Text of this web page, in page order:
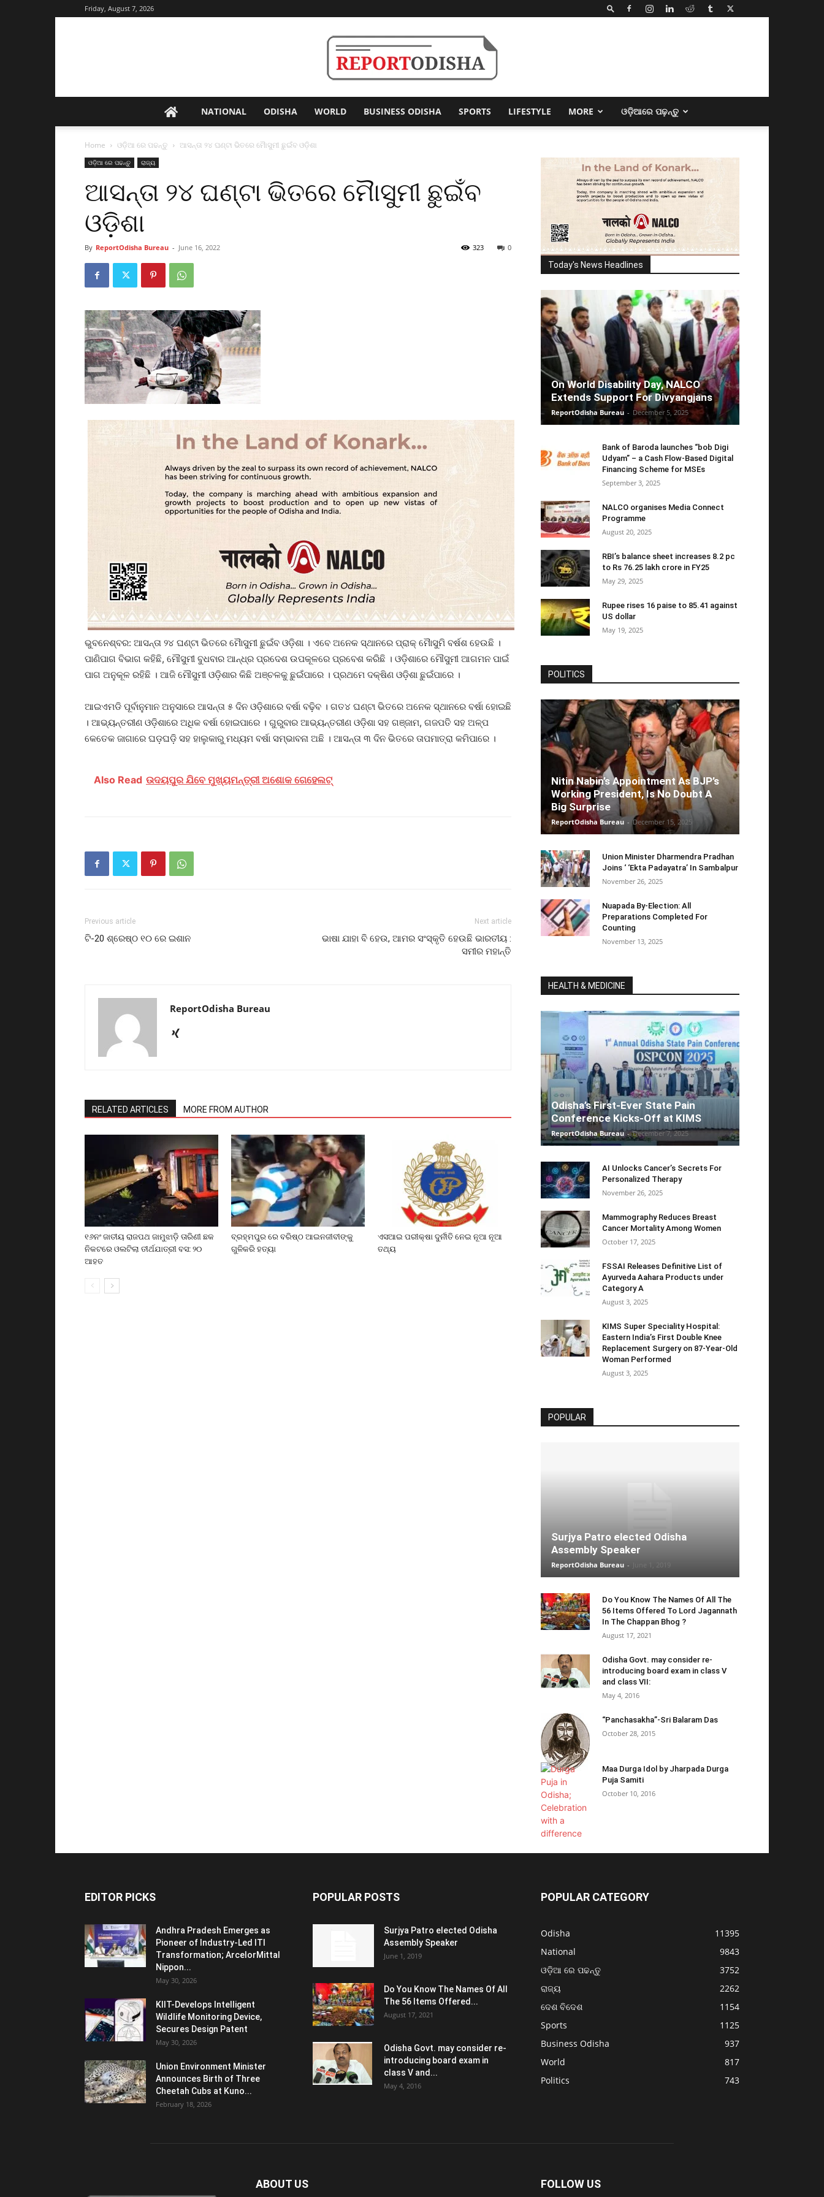
Friday, August 7, 2026
Odisha
NATIONAL ODISHA WORLD BUSINESS ODISHA SPORTS LIFESTYLE MORE ଓଡ଼ିଆରେ ପଢ଼ନ୍ତୁ
Home ଓଡ଼ିଆ ରେ ପଢନ୍ତୁ ଆସନ୍ତା ୨୪ ଘଣ୍ଟା ଭିତରେ ମୈାସୁମୀ ଛୁଇଁବ ଓଡ଼ିଶା
ଓଡ଼ିଆ ରେ ପଢନ୍ତୁ ରାଜ୍ୟ
ଆସନ୍ତା ୨୪ ଘଣ୍ଟା ଭିତରେ ମୈାସୁମୀ ଛୁଇଁବ
ଓଡ଼ିଶା
By ReportOdisha Bureau - June 16, 2022 0
323
ଭୁବନେଶ୍ବର: ଆସନ୍ତା ୨୪ ଘଣ୍ଟା ଭିତରେ ମୈାସୁମୀ ଛୁଇଁବ ଓଡ଼ିଶା । ଏବେ ଅନେକ ସ୍ଥାନରେ ପ୍ରାକ୍ ମୈାସୁମି ବର୍ଷଶ ହେଉଛି ।
ପାଣିପାଗ ବିଭାଗ କହିଛି, ମୌସୁମୀ ବୁଧବାର ଆନ୍ଧ୍ର ପ୍ରଦେଶ ଉପକୂଳରେ ପ୍ରବେଶ କରିଛି । ଓଡ଼ିଶାରେ ମୌସୁମୀ ଆଗମନ ପାଇଁ
ପାଗ ଅନୁକୂଳ ରହିଛି । ଆଜି ମୌସୁମୀ ଓଡ଼ିଶାର କିଛି ଅଞ୍ଚଳକୁ ଛୁଇଁପାରେ । ପ୍ରଥମେ ଦକ୍ଷିଣ ଓଡ଼ିଶା ଛୁଇଁପାରେ ।
ଆଇଏମଡି ପୂର୍ବାନୁମାନ ଅନୁସାରେ ଆସନ୍ତା ୫ ଦିନ ଓଡ଼ିଶାରେ ବର୍ଷା ବଢ଼ିବ । ଗତ୪ ଘଣ୍ଟା ଭିତରେ ଅନେକ ସ୍ଥାନରେ ବର୍ଷା ହୋଇଛି
। ଆଭ୍ୟନ୍ତରୀଣ ଓଡ଼ିଶାରେ ଅଧିକ ବର୍ଷା ହୋଇପାରେ । ଗୁରୁବାର ଆଭ୍ୟନ୍ତରୀଣ ଓଡ଼ିଶା ସହ ଗଞ୍ଜାମ, ଗଜପତି ସହ ଅଳ୍ପ
କେତେକ ଜାଗାରେ ଘଡ଼ଘଡ଼ି ସହ ହାଲୁକାରୁ ମଧ୍ୟମ ବର୍ଷା ସମ୍ଭାବନା ଅଛି । ଆସନ୍ତା ୩ ଦିନ ଭିତରେ ତାପମାତ୍ରା କମିପାରେ ।
Also Read ଉଦୟପୁର ଯିବେ ମୁଖ୍ୟମନ୍ତ୍ରୀ ଅଶୋକ ଗେହେଲଟ୍
Previous article
ଟି-20 ଶ୍ରେଷ୍ଠ ୧୦ ରେ ଇଶାନ
Next article
ଭାଷା ଯାହା ବି ହେଉ, ଆମର ସଂସ୍କୃତି ହେଉଛି ଭାରତୀୟ :
ସମୀର ମହାନ୍ତି
ReportOdisha Bureau
RELATED ARTICLES MORE FROM AUTHOR
୧୬ନଂ ଜାତୀୟ ରାଜପଥ ଜାମୁଝାଡ଼ି ତାରିଣୀ ଛକ
ନିକଟରେ ଓଲଟିଲା ତୀର୍ଥଯାତ୍ରୀ ବସ: ୨୦
ଆହତ
ବ୍ରହ୍ମପୁର ରେ ବରିଷ୍ଠ ଆଇନଜୀବୀଙ୍କୁ
ଗୁଳିକରି ହତ୍ୟା
ଏସଆଇ ପରୀକ୍ଷା ଦୁର୍ନୀତି ନେଇ ନୂଆ ନୂଆ
ତଥ୍ୟ
Today's News Headlines
On World Disability Day, NALCO
Extends Support For Divyangjans
ReportOdisha Bureau - December 5, 2025
Bank of Baroda launches “bob Digi
Udyam” – a Cash Flow-Based Digital
Financing Scheme for MSEs
September 3, 2025
NALCO organises Media Connect
Programme
August 20, 2025
RBI’s balance sheet increases 8.2 pc
to Rs 76.25 lakh crore in FY25
May 29, 2025
Rupee rises 16 paise to 85.41 against
US dollar
May 19, 2025
POLITICS
Nitin Nabin’s Appointment As BJP’s
Working President, Is No Doubt A
Big Surprise
ReportOdisha Bureau - December 15, 2025
Union Minister Dharmendra Pradhan
Joins ‘ ‘Ekta Padayatra’ In Sambalpur
November 26, 2025
Nuapada By-Election: All
Preparations Completed For
Counting
November 13, 2025
HEALTH & MEDICINE
Odisha’s First-Ever State Pain
Conference Kicks-Off at KIMS
ReportOdisha Bureau - December 7, 2025
AI Unlocks Cancer’s Secrets For
Personalized Therapy
November 26, 2025
Mammography Reduces Breast
Cancer Mortality Among Women
October 17, 2025
FSSAI Releases Definitive List of
Ayurveda Aahara Products under
Category A
August 3, 2025
KIMS Super Speciality Hospital:
Eastern India’s First Double Knee
Replacement Surgery on 87-Year-Old
Woman Performed
August 3, 2025
POPULAR
Surjya Patro elected Odisha
Assembly Speaker
ReportOdisha Bureau -
Do You Know The Names Of All The
56 Items Offered To Lord Jagannath
In The Chappan Bhog ?
August 17, 2021
Odisha Govt. may consider re-
introducing board exam in class V
and class VII:
May 4, 2016
“Panchasakha”-Sri Balaram Das
October 28, 2015
Maa Durga Idol by Jharpada Durga
Puja Samiti
October 10, 2016
EDITOR PICKS
Andhra Pradesh Emerges as
Pioneer of Industry-Led ITI
Transformation; ArcelorMittal
Nippon...
May 30, 2026
KIIT-Develops Intelligent
Wildlife Monitoring Device,
Secures Design Patent
May 30, 2026
Union Environment Minister
Announces Birth of Three
Cheetah Cubs at Kuno...
February 18, 2026
POPULAR POSTS
Surjya Patro elected Odisha
Assembly Speaker
June 1, 2019
Do You Know The Names Of All
The 56 Items Offered...
August 17, 2021
Odisha Govt. may consider re-
introducing board exam in
class V and...
May 4, 2016
POPULAR CATEGORY
Odisha
11395
National
9843
ଓଡ଼ିଆ ରେ ପଢନ୍ତୁ
3752
ରାଜ୍ୟ
2262
ଦେଶ ବିଦେଶ
1154
Sports
1125
Business Odisha
937
World
817
Politics
743
ABOUT US FOLLOW US